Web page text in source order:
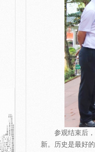
参观结束后，
新。历史是最好